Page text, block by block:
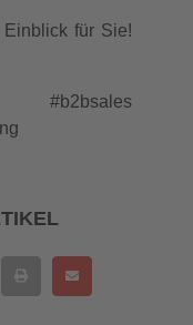
für Sie!
#b2bsales